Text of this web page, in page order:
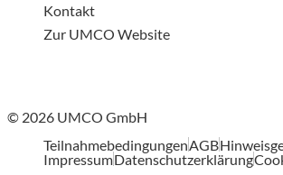
Kontakt
Zur UMCO Website
© 2026 UMCO GmbH
TeilnahmebedingungenAGB
ImpressumDatenschutzerklärung